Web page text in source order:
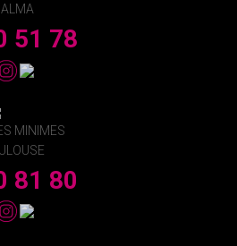
51 78
MINIMES
81 80